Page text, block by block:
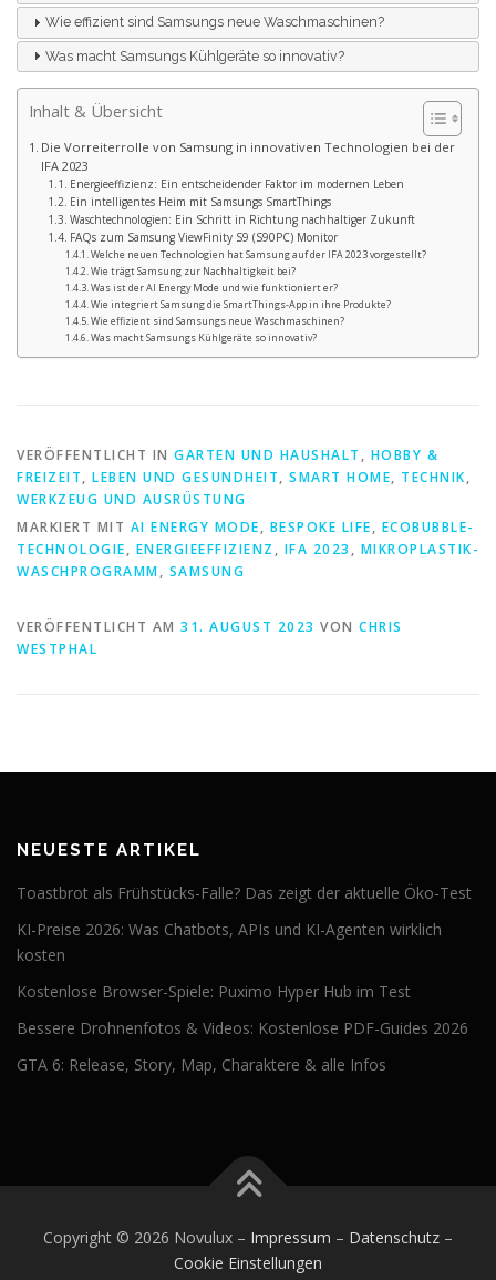
Wie effizient sind Samsungs neue Waschmaschinen?
Was macht Samsungs Kühlgeräte so innovativ?
Inhalt & Übersicht
Die Vorreiterrolle von Samsung in innovativen Technologien bei der
IFA 2023
Energieeffizienz: Ein entscheidender Faktor im modernen Leben
Ein intelligentes Heim mit Samsungs SmartThings
Waschtechnologien: Ein Schritt in Richtung nachhaltiger Zukunft
FAQs zum Samsung ViewFinity S9 (S90PC) Monitor
Welche neuen Technologien hat Samsung auf der IFA 2023 vorgestellt?
Wie trägt Samsung zur Nachhaltigkeit bei?
Was ist der AI Energy Mode und wie funktioniert er?
Wie integriert Samsung die SmartThings-App in ihre Produkte?
Wie effizient sind Samsungs neue Waschmaschinen?
Was macht Samsungs Kühlgeräte so innovativ?
VERÖFFENTLICHT IN GARTEN UND HAUSHALT , HOBBY &
FREIZEIT, LEBEN UND GESUNDHEIT, SMART HOME, TECHNIK,
WERKZEUG UND AUSRÜSTUNG
MARKIERT MIT AI ENERGY MODE, BESPOKE LIFE, ECOBUBBLE-
TECHNOLOGIE, ENERGIEEFFIZIENZ , IFA 2023 , MIKROPLASTIK-
WASCHPROGRAMM, SAMSUNG
VERÖFFENTLICHT AM 31. AUGUST 2023 VON CHRIS
WESTPHAL
NEUESTE ARTIKEL
Toastbrot als Frühstücks-Falle? Das zeigt der aktuelle Öko-Test
KI-Preise 2026: Was Chatbots, APIs und KI-Agenten wirklich
kosten
Kostenlose Browser-Spiele: Puximo Hyper Hub im Test
Bessere Drohnenfotos & Videos: Kostenlose PDF-Guides 2026
GTA 6: Release, Story, Map, Charaktere & alle Infos
Copyright © 2026 Novulux – Impressum – Datenschutz –
Cookie Einstellungen